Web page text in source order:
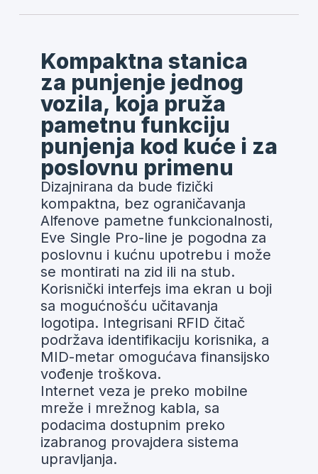
Kompaktna stanica
za punjenje jednog
vozila, koja pruža
pametnu funkciju
punjenja kod kuće i za
poslovnu primenu
Dizajnirana da bude fizički
kompaktna, bez ograničavanja
Alfenove pametne funkcionalnosti,
Eve Single Pro-line je pogodna za
poslovnu i kućnu upotrebu i može
se montirati na zid ili na stub.
Korisnički interfejs ima ekran u boji
sa mogućnošću učitavanja
logotipa. Integrisani RFID čitač
podržava identifikaciju korisnika, a
MID-metar omogućava finansijsko
vođenje troškova.
Internet veza je preko mobilne
mreže i mrežnog kabla, sa
podacima dostupnim preko
izabranog provajdera sistema
upravljanja.